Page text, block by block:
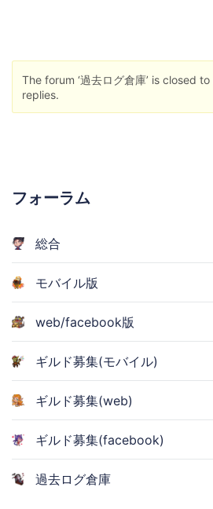
The forum ‘過去ログ倉庫’ is closed
replies.
フォーラム
総合
モバイル版
web/facebook版
ギルド募集(モバイル)
ギルド募集(web)
ギルド募集(facebook)
過去ログ倉庫